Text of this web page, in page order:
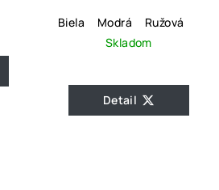
Biela
Modrá
Ružová
Skladom
Detail